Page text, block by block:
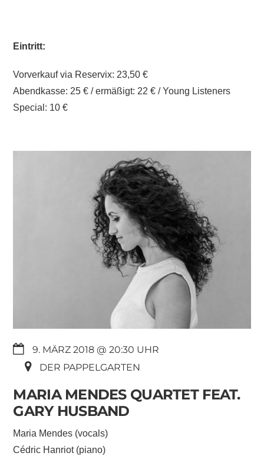
Eintritt:
Vorverkauf via Reservix: 23,50 €
Abendkasse: 25 € / ermäßigt: 22 € / Young Listeners
Special: 10 €
9. MÄRZ 2018 @ 20:30
DER PAPPELGARTEN
MARIA MENDES QUARTET FEAT.
GARY HUSBAND
Maria Mendes (vocals)
Cédric Hanriot (piano)